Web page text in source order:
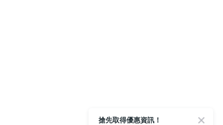
搶先取得優惠資訊！